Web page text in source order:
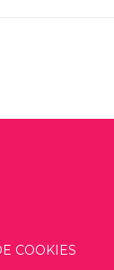
COOKIES